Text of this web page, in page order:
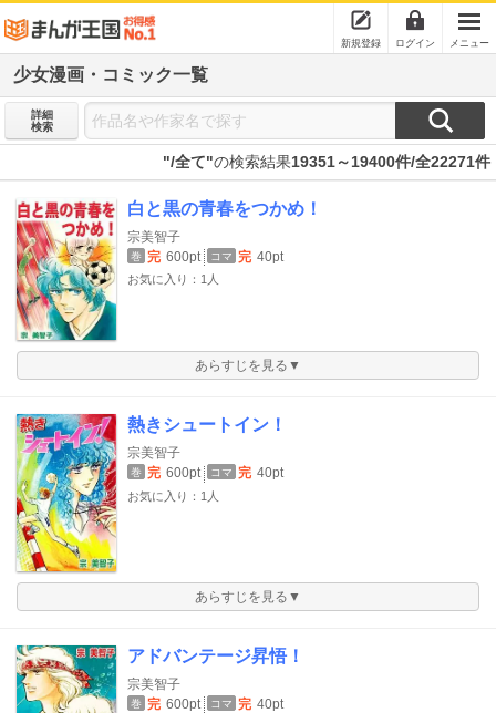
新規登録 ログイン メニュー
少女漫画・コミック一覧
詳細
検索
"/全て"の検索結果19351～19400件/全22271件
白と黒の青春をつかめ！
宗美智子
巻 完 600pt コマ 完 40pt
お気に入り：1人
あらすじを見る▼
熱きシュートイン！
宗美智子
巻 完 600pt コマ 完 40pt
お気に入り：1人
あらすじを見る▼
アドバンテージ昇悟！
宗美智子
巻 完 600pt コマ 完 40pt